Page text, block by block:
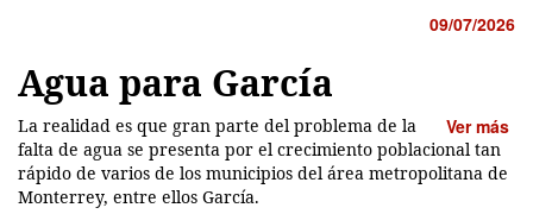
09/07/2026
Agua para García
Ver más
La realidad es que gran parte del problema de la
falta de agua se presenta por el crecimiento poblacional tan
rápido de varios de los municipios del área metropolitana de
Monterrey, entre ellos García.